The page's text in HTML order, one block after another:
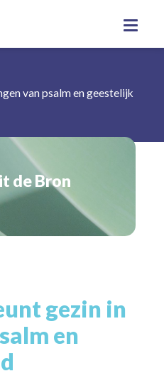
van psalm en geestelijk
de Bron
gezin in
en